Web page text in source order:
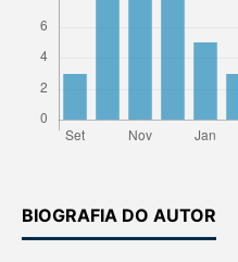
BIOGRAFIA DO AUTOR